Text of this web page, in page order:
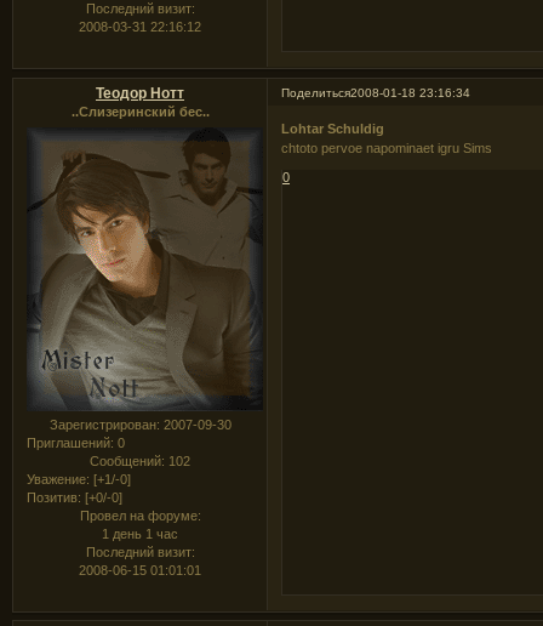
Последний визит:
2008-03-31 22:16:12
Поделиться2008-01-18 23:16:34
Теодор Нотт
..Слизеринский бес..
Зарегистрирован: 2007-09-30
Приглашений: 0
Сообщений: 102
Уважение: [+1/-0]
Позитив: [+0/-0]
Провел на форуме:
1 день 1 час
Последний визит:
2008-06-15 01:01:01
Lohtar Schuldig
chtoto pervoe napominaet igru Sims
0